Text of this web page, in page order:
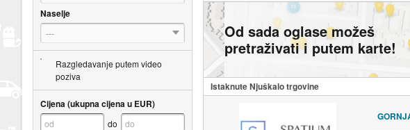
Od sada oglase možeš
pretraživati i putem karte!
Istaknute Njuškalo trgovine
Naselje
---
Razgledavanje putem video
poziva
Cijena (ukupna cijena u EUR)
do